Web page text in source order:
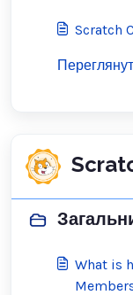
Scratch
What is